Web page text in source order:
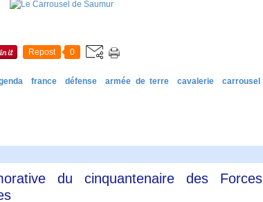
Repost 0
france défense armée de terre cavalerie
carrousel
du cinquantenaire des Forces